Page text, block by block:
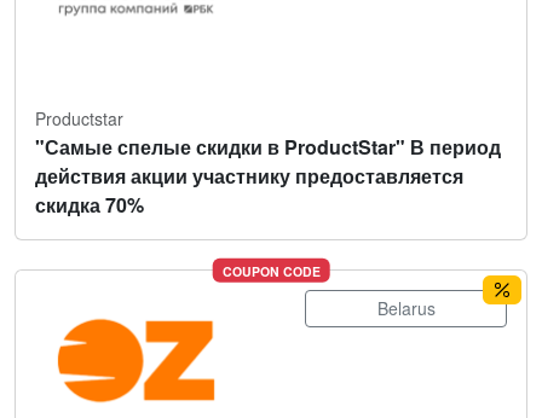
Productstar
"Самые спелые скидки в ProductStar" В период
действия акции участнику предоставляется
скидка 70%
COUPON CODE
Belarus